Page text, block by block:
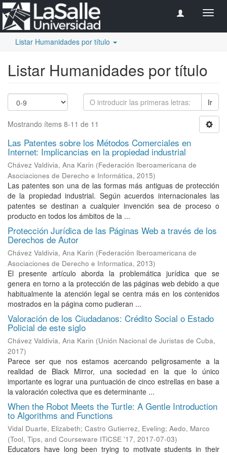
Listar Humanidades por título
Listar Humanidades por título
Ir
Mostrando ítems 8-11 de 11
Las Patentes sobre los Métodos Comerciales en
Internet: Implicancias en la propiedad industrial
Chávez Valdivia, Ana Karin (Federación Iberoamericana de
Asociaciones de Derecho e Informática, 2015)
Las patentes son una de las formas más antiguas de protección
de la propiedad industrial. Según acuerdos internacionales las
patentes se destinan a cualquier invención sea de proceso o
producto en todos los ámbitos de la ...
Protección Jurídica de las Páginas Web a través de los
Derechos de Autor
Chávez Valdivia, Ana Karin (Federación Iberoamericana de
Asociaciones de Derecho e Informatica, 2013)
El presente artículo aborda la problemática jurídica que se
genera en torno a la protección de las páginas web debido a que
habitualmente la atención legal se centra más en los contenidos
mostrados en la página como pudieran ...
Valoración de los Ciudadanos: Crédito Social o Estado
Policial de este siglo
Chávez Valdivia, Ana Karin (Unión Nacional de Juristas de Cuba,
2017)
Parece ser que nos estamos acercando peligrosamente a la
realidad de Black Mirror, una sociedad en la que lo único
importante es lograr una puntuación de cinco estrellas en base a
la valoración colectiva que es determinante ...
When the Robot Meets the Turtle: A Gentle Introduction
to Algorithms and Functions
Vidal Duarte, Elizabeth; Castro Gutierrez, Eveling; Aedo, Marco
(Tool, Tips, and Courseware ITiCSE '17, 2017-07-03)
Educators have long been trying to motivate students in their